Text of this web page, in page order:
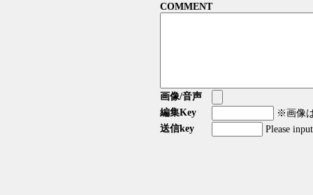
COMMENT
画像/音声
編集Key
※画像
送信key
Please